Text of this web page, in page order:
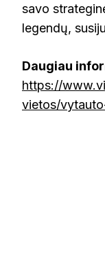
savo
legendų,
Daugiau
https://
vietos/